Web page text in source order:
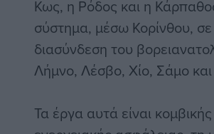
Κως, η Ρόδος και η
σύστημα, μέσω Κορίνθου, σε
διασύνδεση του
Λήμνο, Λέσβο, Χίο, Σάμο και
Τα έργα αυτά είναι